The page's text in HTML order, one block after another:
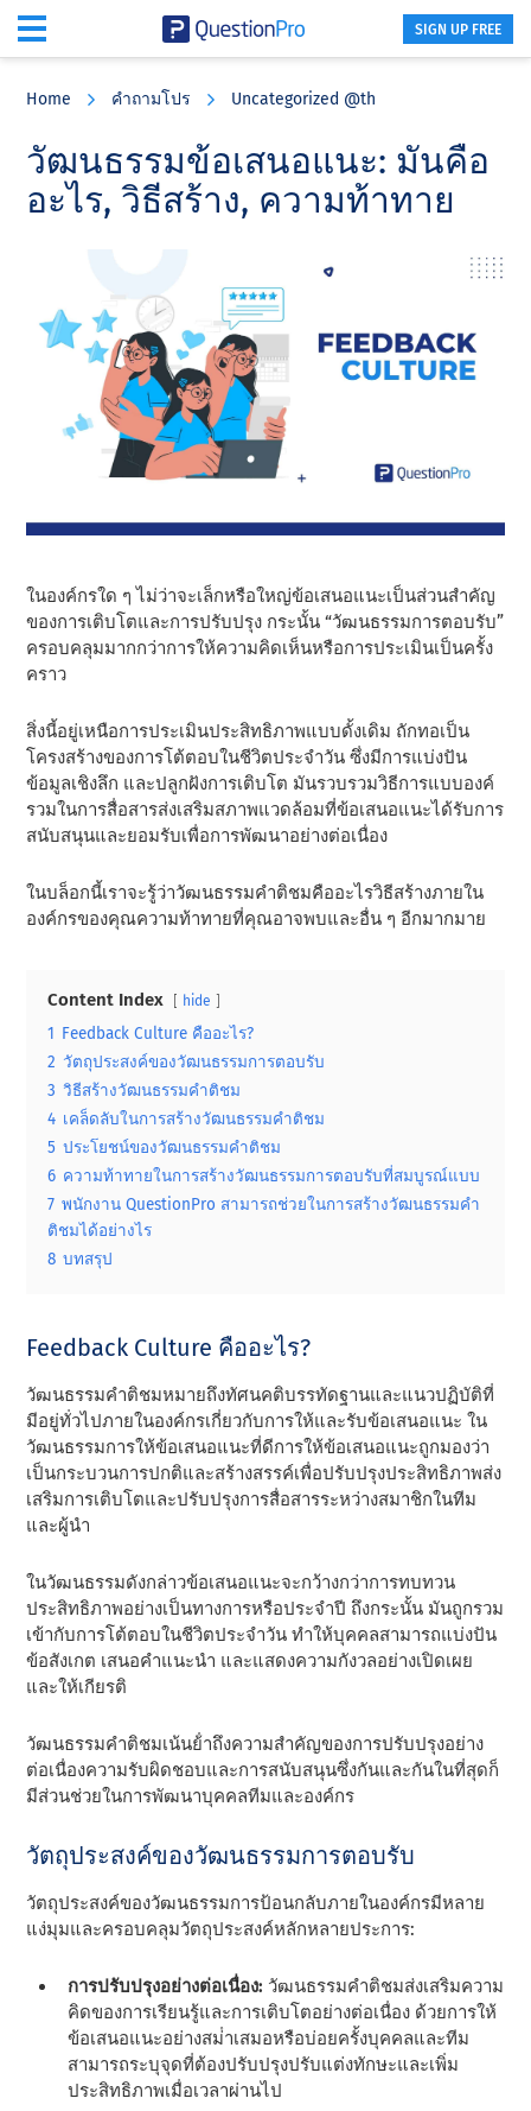
content
sidebar
SIGN UP FREE
Home คําถามโปร Uncategorized @th
วัฒนธรรมข้อเสนอแนะ: มันคือ
อะไร, วิธีสร้าง, ความท้าทาย
ในองค์กรใด ๆ ไม่ว่าจะเล็กหรือใหญ่ข้อเสนอแนะเป็นส่วนสําคัญ
ของการเติบโตและการปรับปรุง กระนั้น “วัฒนธรรมการตอบรับ”
ครอบคลุมมากกว่าการให้ความคิดเห็นหรือการประเมินเป็นครั้ง
คราว
สิ่งนี้อยู่เหนือการประเมินประสิทธิภาพแบบดั้งเดิม ถักทอเป็น
โครงสร้างของการโต้ตอบในชีวิตประจําวัน ซึ่งมีการแบ่งปัน
ข้อมูลเชิงลึก และปลูกฝังการเติบโต มันรวบรวมวิธีการแบบองค์
รวมในการสื่อสารส่งเสริมสภาพแวดล้อมที่ข้อเสนอแนะได้รับการ
สนับสนุนและยอมรับเพื่อการพัฒนาอย่างต่อเนื่อง
ในบล็อกนี้เราจะรู้ว่าวัฒนธรรมคําติชมคืออะไรวิธีสร้างภายใน
องค์กรของคุณความท้าทายที่คุณอาจพบและอื่น ๆ อีกมากมาย
Content Index hide
1 Feedback Culture คืออะไร?
2 วัตถุประสงค์ของวัฒนธรรมการตอบรับ
3 วิธีสร้างวัฒนธรรมคําติชม
4 เคล็ดลับในการสร้างวัฒนธรรมคําติชม
5 ประโยชน์ของวัฒนธรรมคําติชม
6 ความท้าทายในการสร้างวัฒนธรรมการตอบรับที่สมบูรณ์แบบ
7 พนักงาน QuestionPro สามารถช่วยในการสร้างวัฒนธรรมคํา
ติชมได้อย่างไร
8 บทสรุป
Feedback Culture คืออะไร?
วัฒนธรรมคําติชมหมายถึงทัศนคติบรรทัดฐานและแนวปฏิบัติที่
มีอยู่ทั่วไปภายในองค์กรเกี่ยวกับการให้และรับข้อเสนอแนะ ใน
วัฒนธรรมการให้ข้อเสนอแนะที่ดีการให้ข้อเสนอแนะถูกมองว่า
เป็นกระบวนการปกติและสร้างสรรค์เพื่อปรับปรุงประสิทธิภาพส่ง
เสริมการเติบโตและปรับปรุงการสื่อสารระหว่างสมาชิกในทีม
และผู้นํา
ในวัฒนธรรมดังกล่าวข้อเสนอแนะจะกว้างกว่าการทบทวน
ประสิทธิภาพอย่างเป็นทางการหรือประจําปี ถึงกระนั้น มันถูกรวม
เข้ากับการโต้ตอบในชีวิตประจําวัน ทําให้บุคคลสามารถแบ่งปัน
ข้อสังเกต เสนอคําแนะนํา และแสดงความกังวลอย่างเปิดเผย
และให้เกียรติ
วัฒนธรรมคําติชมเน้นย้ําถึงความสําคัญของการปรับปรุงอย่าง
ต่อเนื่องความรับผิดชอบและการสนับสนุนซึ่งกันและกันในที่สุดก็
มีส่วนช่วยในการพัฒนาบุคคลทีมและองค์กร
วัตถุประสงค์ของวัฒนธรรมการตอบรับ
วัตถุประสงค์ของวัฒนธรรมการป้อนกลับภายในองค์กรมีหลาย
แง่มุมและครอบคลุมวัตถุประสงค์หลักหลายประการ:
การปรับปรุงอย่างต่อเนื่อง: วัฒนธรรมคําติชมส่งเสริมความ
คิดของการเรียนรู้และการเติบโตอย่างต่อเนื่อง ด้วยการให้
ข้อเสนอแนะอย่างสม่ําเสมอหรือบ่อยครั้งบุคคลและทีม
สามารถระบุจุดที่ต้องปรับปรุงปรับแต่งทักษะและเพิ่ม
ประสิทธิภาพเมื่อเวลาผ่านไป